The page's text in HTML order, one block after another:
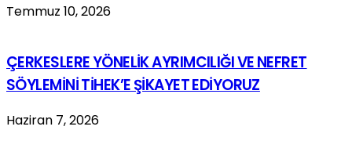
Temmuz 10, 2026
ÇERKESLERE YÖNELİK AYRIMCILIĞI VE NEFRET
SÖYLEMİNİ TİHEK’E ŞİKAYET EDİYORUZ
Haziran 7, 2026